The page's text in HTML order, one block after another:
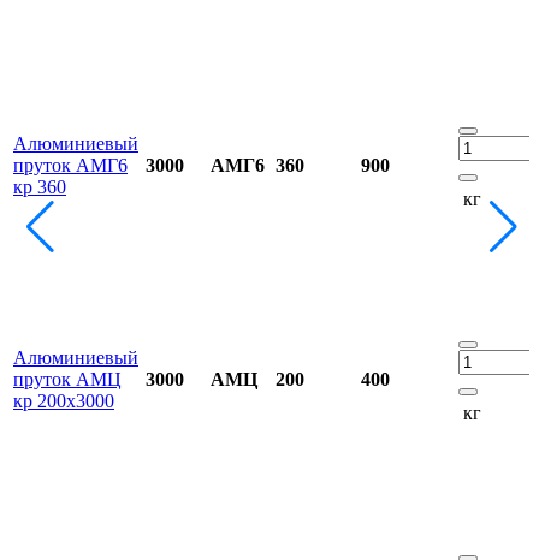
Алюминиевый
пруток АМГ6
кр 360
3000 АМГ6 360
900
кг
Алюминиевый
пруток АМЦ
кр 200х3000
3000 АМЦ 200
400
кг